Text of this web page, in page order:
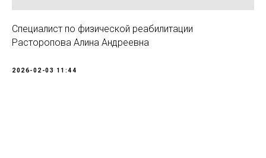
Специалист по физической реабилитации
Расторопова Алина Андреевна
2026-02-03 11:44